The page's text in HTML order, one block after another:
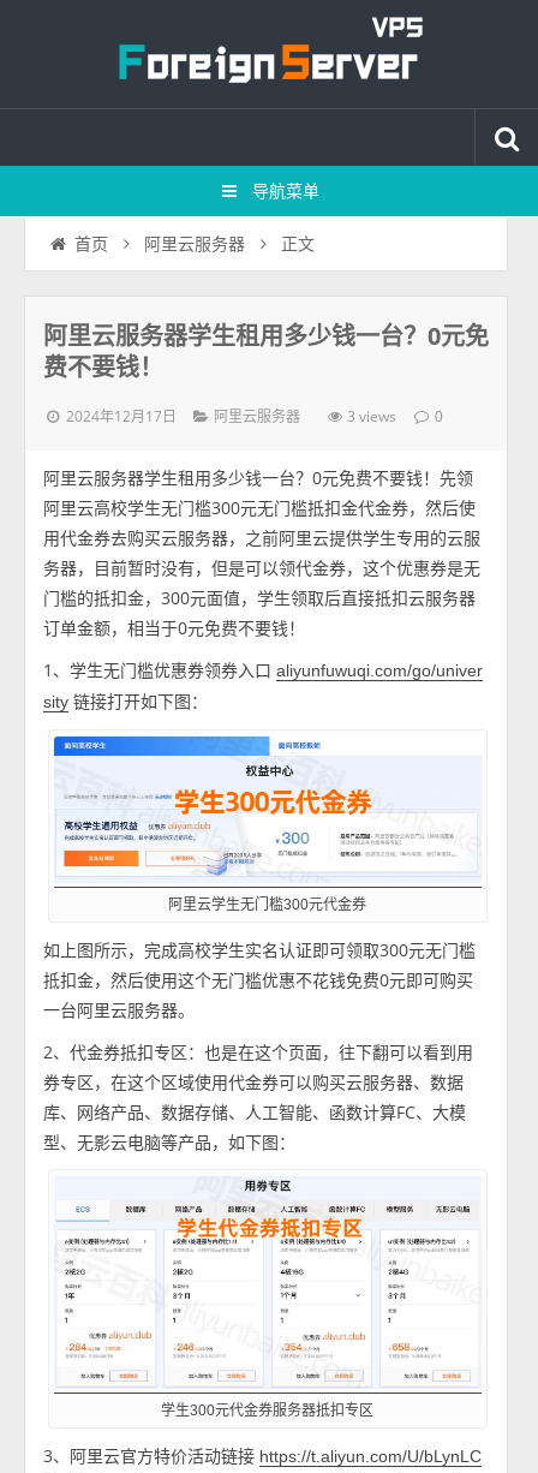
导航菜单
首页 阿里云服务器 正文
阿里云服务器学生租用多少钱一台？0元免
费不要钱！
2024年12月17日 阿里云服务器 3 views 0
阿里云服务器学生租用多少钱一台？0元免费不要钱！先领
阿里云高校学生无门槛300元无门槛抵扣金代金券，然后使
用代金券去购买云服务器，之前阿里云提供学生专用的云服
务器，目前暂时没有，但是可以领代金券，这个优惠券是无
门槛的抵扣金，300元面值，学生领取后直接抵扣云服务器
订单金额，相当于0元免费不要钱！
1、学生无门槛优惠券领券入口aliyunfuwuqi.com/go/univer
sity 链接打开如下图：
阿里云学生无门槛300元代金券
如上图所示，完成高校学生实名认证即可领取300元无门槛
抵扣金，然后使用这个无门槛优惠不花钱免费0元即可购买
一台阿里云服务器。
2、代金券抵扣专区：也是在这个页面，往下翻可以看到用
券专区，在这个区域使用代金券可以购买云服务器、数据
库、网络产品、数据存储、人工智能、函数计算FC、大模
型、无影云电脑等产品，如下图：
学生300元代金券服务器抵扣专区
3、阿里云官方特价活动链接 https://t.aliyun.com/U/bLynLC